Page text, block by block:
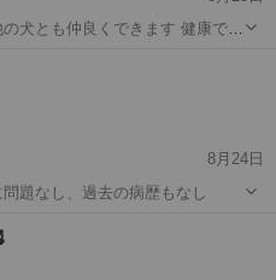
も仲良くできます 健康です
です 成犬を迎えるにあたって
8月24日
気で人懐っこいです。 特に問題なし、過去の病歴もなし